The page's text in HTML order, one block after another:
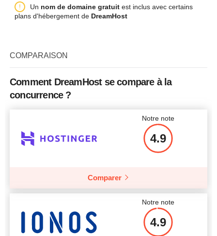
Afficher plus d'informations
CPU 4 cores
Afficher plus d'informations
Nom de l'abonnement
Prix
Shared Starter
Afficher plus d'informations
Un nom de domaine gratuit est inclus avec certains
plans d'hébergement de DreamHost
COMPARAISON
Comment DreamHost se compare à la
concurrence ?
Notre note
4.9
Comparer
Notre note
4.9